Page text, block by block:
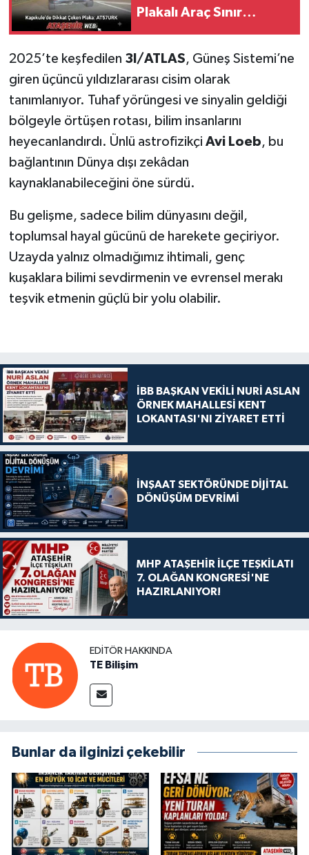
Plakalı Araç Sınır
2025’te keşfedilen 3I/ATLAS, Güneş Sistemi’ne
giren üçüncü yıldızlararası cisim olarak
tanımlanıyor. Tuhaf yörüngesi ve sinyalin geldiği
bölgeyle örtüşen rotası, bilim insanlarını
heyecanlandırdı. Ünlü astrofizikçi Avi Loeb, bu
bağlantının Dünya dışı zekâdan
kaynaklanabileceğini öne sürdü.
Bu gelişme, sadece bilim dünyasını değil,
toplumsal hayal gücünü de harekete geçiriyor.
Uzayda yalnız olmadığımız ihtimali, genç
kuşaklara bilimi sevdirmenin ve evrensel merakı
teşvik etmenin güçlü bir yolu olabilir.
İBB BAŞKAN VEKİLİ NURİ ASLAN
ÖRNEK MAHALLESİ KENT
LOKANTASI'NI ZİYARET ETTİ
İNŞAAT SEKTÖRÜNDE DİJİTAL
DÖNÜŞÜM DEVRİMİ
MHP ATAŞEHİR İLÇE TEŞKİLATI
7. OLAĞAN KONGRESİ'NE
HAZIRLANIYOR!
EDITÖR HAKKINDA
TE Bilişim
Bunlar da ilginizi çekebilir